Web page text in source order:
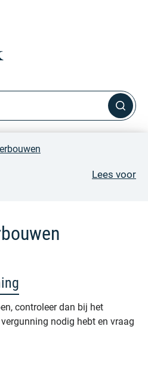
Lees voor
controleer dan bij het
nodig hebt en vraag